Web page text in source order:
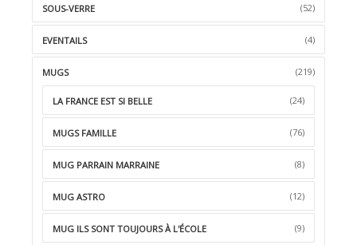
SOUS-VERRE (52)
EVENTAILS (4)
MUGS (219)
LA FRANCE EST SI BELLE (24)
MUGS FAMILLE (76)
MUG PARRAIN MARRAINE (8)
MUG ASTRO (12)
MUG ILS SONT TOUJOURS À L'ÉCOLE (9)